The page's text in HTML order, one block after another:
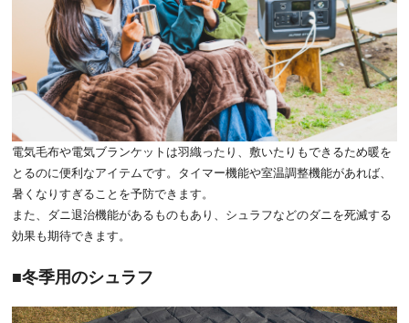
電気毛布や電気ブランケットは羽織ったり、敷いたりもできるため暖を
とるのに便利なアイテムです。タイマー機能や室温調整機能があれば、
暑くなりすぎることを予防できます。
また、ダニ退治機能があるものもあり、シュラフなどのダニを死滅する
効果も期待できます。
冬季用のシュラフ